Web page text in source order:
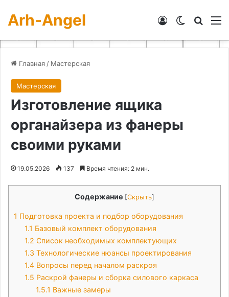
Arh-Angel Switch skin
Войти
Главная / Мастерская
Мастерская
Изготовление ящика
органайзера из фанеры
своими руками
19.05.2026 137 Время чтения: 2 мин.
Содержание [Скрыть]
1 Подготовка проекта и подбор оборудования
1.1 Базовый комплект оборудования
1.2 Список необходимых комплектующих
1.3 Технологические нюансы проектирования
1.4 Вопросы перед началом раскроя
1.5 Раскрой фанеры и сборка силового каркаса
1.5.1 Важные замеры